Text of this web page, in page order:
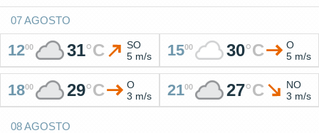
07 AGOSTO
1200 31°C
SO
5 m/s
1500 30°C
O
5 m/s
1800 29°C
O
3 m/s
2100 27°C
NO
3 m/s
08 AGOSTO